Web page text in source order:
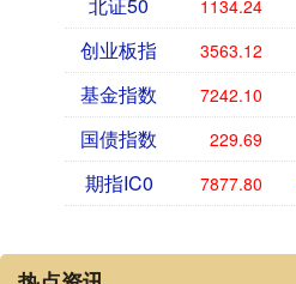
1134.24
创业板指 3563.12
基金指数 7242.10
国债指数 229.69
期指IC0 7877.80